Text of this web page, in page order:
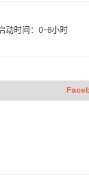
动时间：0-6小时